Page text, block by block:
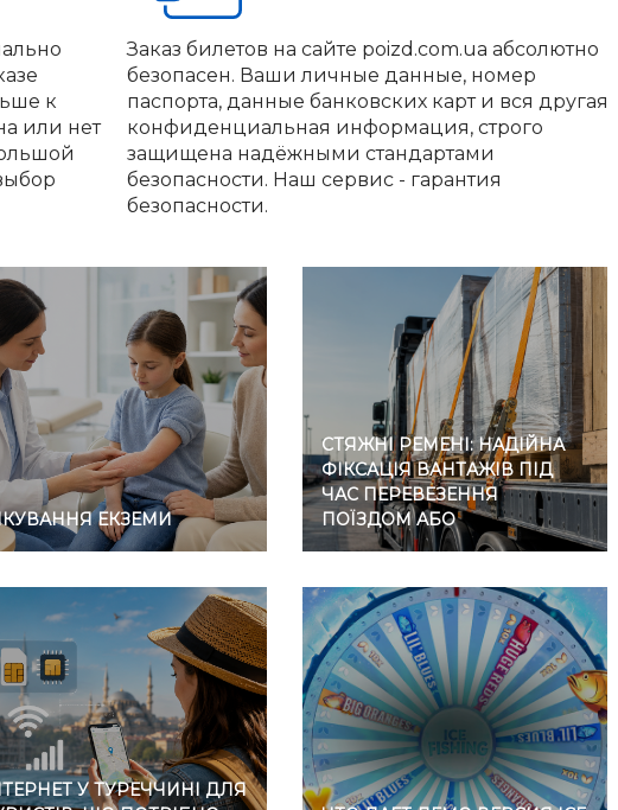
к
или нет
Заказ билетов на сайте poizd.com.ua абсолютно
безопасен. Ваши личные данные, номер
паспорта, данные банковских карт и вся другая
конфиденциальная информация, строго
защищена надёжными стандартами
безопасности. Наш сервис - гарантия
безопасности.
ЕКЗЕМИ
СТЯЖНІ РЕМЕНІ: НАДІЙНА
ФІКСАЦІЯ ВАНТАЖІВ ПІД
ЧАС ПЕРЕВЕЗЕННЯ
ПОЇЗДОМ АБО
АВТОМОБІЛЕМ
У ТУРЕЧЧИНІ ДЛЯ